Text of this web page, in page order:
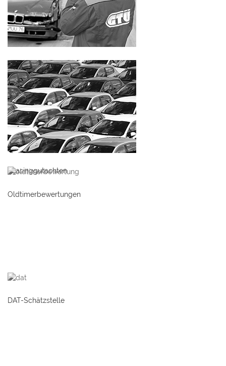
Unfall- und Schadengutachten
Leasinggutachten
Oldtimerbewertungen
DAT-Schätzstelle